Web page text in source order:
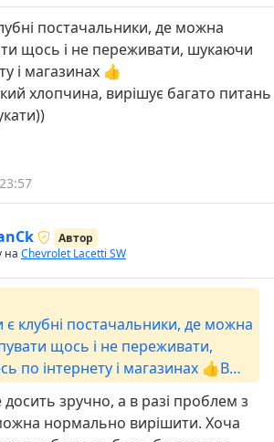
постачальники, де можна
щось і не переживати, шукаючи
і магазинах 👍
хлопчина, вирішує багато питань
Автор
на Chevrolet Lacetti SW
є клубні постачальники, де можна
щось і не переживати,
по інтернету і магазинах 👍В
такий хлопчина, вирішує багато
шукати))
досить зручно, а в разі проблем з
нормально вирішити. Хоча